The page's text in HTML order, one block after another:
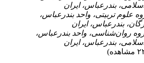
بندرعباس، ایران
علوم تربیتی، واحد بندرعباس،
بندرعباس، ایران
روان‌شناسی، واحد بندرعباس،
بندرعباس، ایران